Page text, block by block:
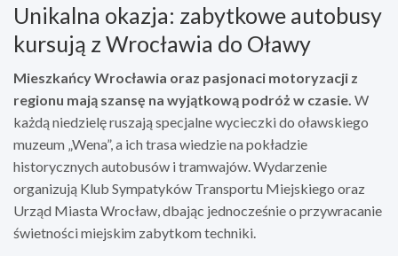
Unikalna okazja: zabytkowe autobusy
kursują z Wrocławia do Oławy
Mieszkańcy Wrocławia oraz pasjonaci motoryzacji z
regionu mają szansę na wyjątkową podróż w czasie. W
każdą niedzielę ruszają specjalne wycieczki do oławskiego
muzeum „Wena”, a ich trasa wiedzie na pokładzie
historycznych autobusów i tramwajów. Wydarzenie
organizują Klub Sympatyków Transportu Miejskiego oraz
Urząd Miasta Wrocław, dbając jednocześnie o przywracanie
świetności miejskim zabytkom techniki.